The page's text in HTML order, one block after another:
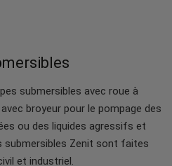
submersibles avec roue à
broyeur pour le pompage des
ou des liquides agressifs et
submersibles Zenit sont faites
et industriel.